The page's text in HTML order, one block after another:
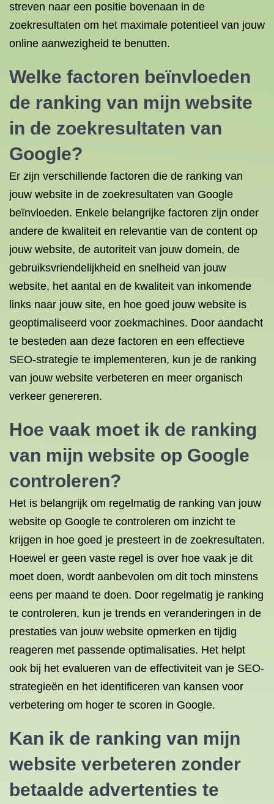
streven naar een positie bovenaan in de
zoekresultaten om het maximale potentieel van jouw
online aanwezigheid te benutten.
Welke factoren beïnvloeden
de ranking van mijn website
in de zoekresultaten van
Google?
Er zijn verschillende factoren die de ranking van
jouw website in de zoekresultaten van Google
beïnvloeden. Enkele belangrijke factoren zijn onder
andere de kwaliteit en relevantie van de content op
jouw website, de autoriteit van jouw domein, de
gebruiksvriendelijkheid en snelheid van jouw
website, het aantal en de kwaliteit van inkomende
links naar jouw site, en hoe goed jouw website is
geoptimaliseerd voor zoekmachines. Door aandacht
te besteden aan deze factoren en een effectieve
SEO-strategie te implementeren, kun je de ranking
van jouw website verbeteren en meer organisch
verkeer genereren.
Hoe vaak moet ik de ranking
van mijn website op Google
controleren?
Het is belangrijk om regelmatig de ranking van jouw
website op Google te controleren om inzicht te
krijgen in hoe goed je presteert in de zoekresultaten.
Hoewel er geen vaste regel is over hoe vaak je dit
moet doen, wordt aanbevolen om dit toch minstens
eens per maand te doen. Door regelmatig je ranking
te controleren, kun je trends en veranderingen in de
prestaties van jouw website opmerken en tijdig
reageren met passende optimalisaties. Het helpt
ook bij het evalueren van de effectiviteit van je SEO-
strategieën en het identificeren van kansen voor
verbetering om hoger te scoren in Google.
Kan ik de ranking van mijn
website verbeteren zonder
betaalde advertenties te